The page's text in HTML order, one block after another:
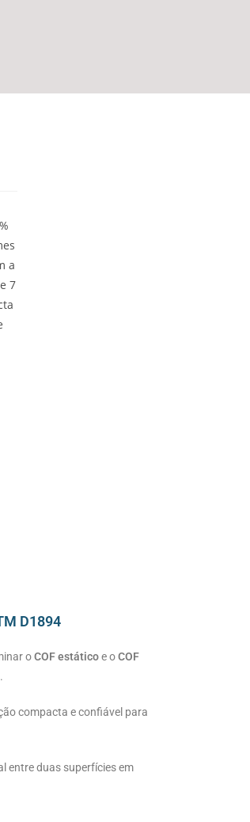
a
7
D1894
oCOF estáticoe oCOF
.
compacta e confiável para
entre duas superfícies em